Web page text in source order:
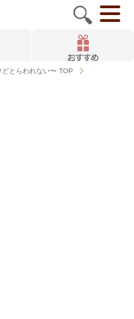
とらわれない〜 TOP